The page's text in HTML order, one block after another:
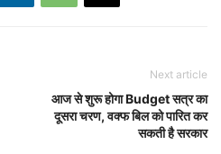
Next article
आज से शुरू होगा Budget सत्र का
दूसरा चरण, वक्फ बिल को पारित कर
सकती है सरकार